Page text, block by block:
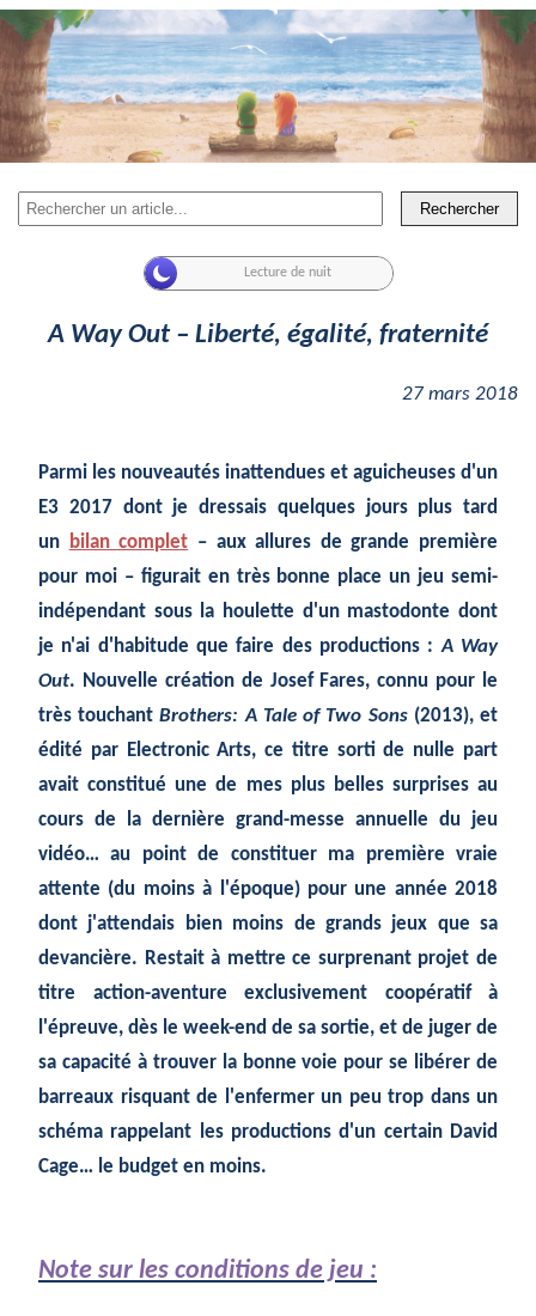
Rechercher
A Way Out – Liberté, égalité, fraternité
27 mars 2018
Parmi les nouveautés inattendues et aguicheuses d'un
E3 2017 dont je dressais quelques jours plus tard
un
bilan complet – aux allures de grande première
pour moi – figurait en très bonne place un jeu semi-
indépendant sous la houlette d'un mastodonte dont
je n'ai d'habitude que faire des productions :A Way
Out. Nouvelle création de Josef Fares, connu pour le
très touchantBrothers: A Tale of Two Sons(2013), et
édité par Electronic Arts, ce titre sorti de nulle part
avait constitué une de mes plus belles surprises au
cours de la dernière grand-messe annuelle du jeu
vidéo… au point de constituer ma première vraie
attente (du moins à l'époque) pour une année 2018
dont j'attendais bien moins de grands jeux que sa
devancière. Restait à mettre ce surprenant projet de
titre action-aventure exclusivement coopératif à
l'épreuve, dès le week-end de sa sortie, et de juger de
sa capacité à trouver la bonne voie pour se libérer de
barreaux risquant de l'enfermer un peu trop dans un
schéma rappelant les productions d'un certain David
Cage… le budget en moins.
Note sur les conditions de jeu :